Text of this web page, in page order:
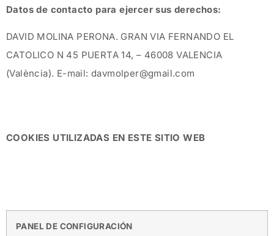
Datos de contacto para ejercer sus derechos:
DAVID MOLINA PERONA. GRAN VIA FERNANDO EL
CATOLICO N 45 PUERTA 14, – 46008 VALENCIA
(València). E-mail: davmolper@gmail.com
COOKIES UTILIZADAS EN ESTE SITIO WEB
PANEL DE CONFIGURACIÓN